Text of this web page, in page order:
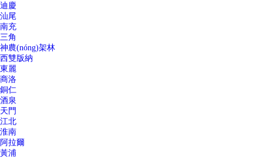
迪慶
汕尾
南充
三角
神農(nóng)架林
西雙版納
東麗
商洛
銅仁
酒泉
天門
江北
淮南
阿拉爾
黃浦